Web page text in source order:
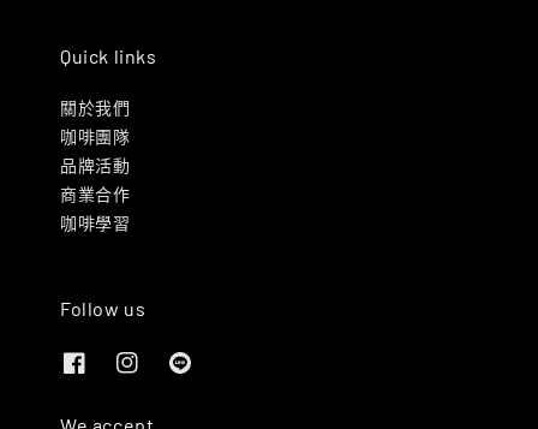
Quick links
關於我們
咖啡團隊
品牌活動
商業合作
咖啡學習
Follow us
We accept